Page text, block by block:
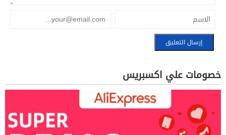
خصومات علي اكسبريس